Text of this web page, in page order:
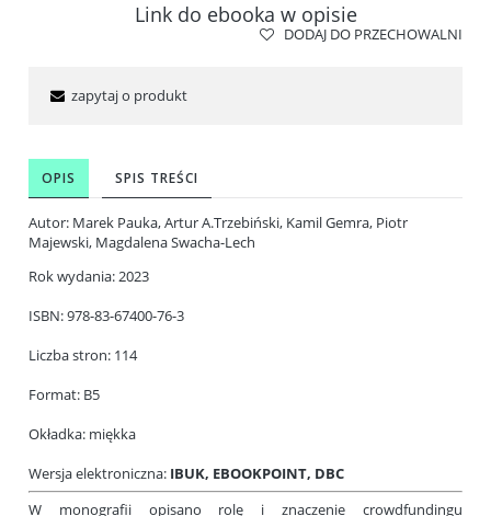
Link do ebooka w opisie
DODAJ DO PRZECHOWALNI
zapytaj o produkt
OPIS SPIS TREŚCI
Autor: Marek Pauka, Artur A.Trzebiński, Kamil Gemra, Piotr
Majewski, Magdalena Swacha-Lech
Rok wydania: 2023
ISBN: 978-83-67400-76-3
Liczba stron: 114
Format: B5
Okładka: miękka
Wersja elektroniczna: IBUK, EBOOKPOINT, DBC
W monografii opisano rolę i znaczenie crowdfundingu